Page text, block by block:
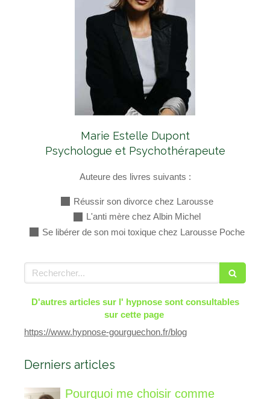
Marie Estelle Dupont
Psychologue et Psychothérapeute
Auteure des livres suivants :
Réussir son divorce chez Larousse
L'anti mère chez Albin Michel
Se libérer de son moi toxique chez Larousse Poche
Rechercher
D'autres articles sur l' hypnose sont consultables
sur cette page
https://www.hypnose-gourguechon.fr/blog
Derniers articles
Pourquoi me choisir comme